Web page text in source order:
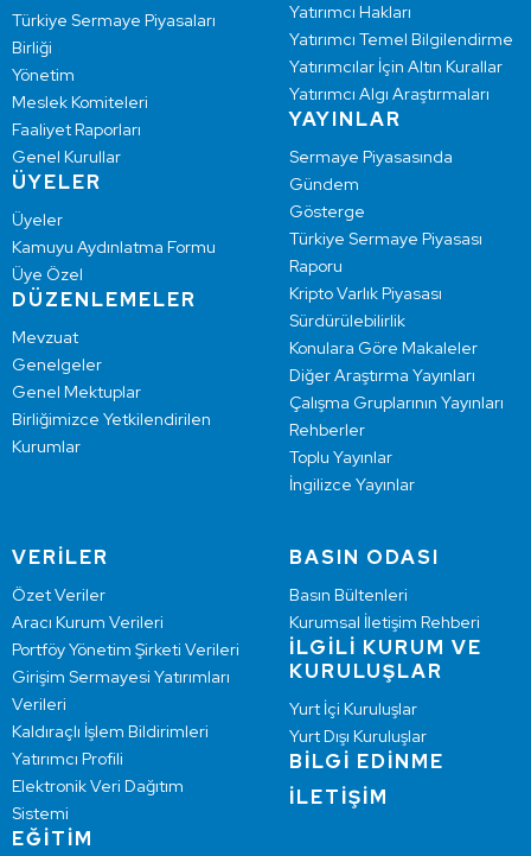
Türkiye Sermaye Piyasaları
Birliği
Yönetim
Meslek Komiteleri
Faaliyet Raporları
Genel Kurullar
ÜYELER
Üyeler
Kamuyu Aydınlatma Formu
Üye Özel
DÜZENLEMELER
Mevzuat
Genelgeler
Genel Mektuplar
Birliğimizce Yetkilendirilen
Kurumlar
Yatırımcı Hakları
Yatırımcı Temel Bilgilendirme
Yatırımcılar İçin Altın Kurallar
Yatırımcı Algı Araştırmaları
YAYINLAR
Sermaye Piyasasında
Gündem
Gösterge
Türkiye Sermaye Piyasası
Raporu
Kripto Varlık Piyasası
Sürdürülebilirlik
Konulara Göre Makaleler
Diğer Araştırma Yayınları
Çalışma Gruplarının Yayınları
Rehberler
Toplu Yayınlar
İngilizce Yayınlar
VERİLER
Özet Veriler
Aracı Kurum Verileri
Portföy Yönetim Şirketi Verileri
Girişim Sermayesi Yatırımları
Verileri
Kaldıraçlı İşlem Bildirimleri
Yatırımcı Profili
Elektronik Veri Dağıtım
Sistemi
EĞİTİM
BASIN ODASI
Basın Bültenleri
Kurumsal İletişim Rehberi
İLGİLİ KURUM VE
KURULUŞLAR
Yurt İçi Kuruluşlar
Yurt Dışı Kuruluşlar
BİLGİ EDİNME
İLETİŞİM